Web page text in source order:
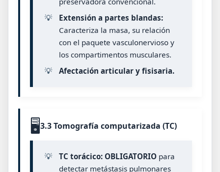
💡
Extensión a partes blandas:
Caracteriza la masa, su relación
con el paquete vasculonervioso y
los compartimentos musculares.
💡
Afectación articular y fisisaria.
🖥️3.3 Tomografía computarizada (TC)
💡 TC torácico: OBLIGATORIOpara
detectar metástasis pulmonares